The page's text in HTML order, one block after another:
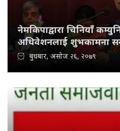
नेमकिपाद्वारा चिनियाँ
अधिवेशनलाई शुभकामना
बुधबार, असोज २६, २०७९